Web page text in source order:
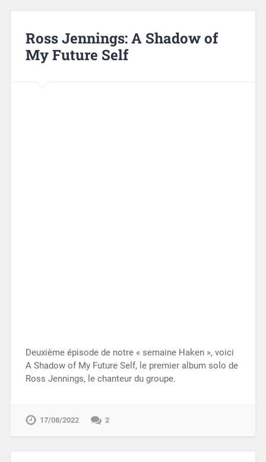
Ross Jennings: A Shadow of
My Future Self
Deuxième épisode de notre « semaine Haken », voici
A Shadow of My Future Self, le premier album solo de
Ross Jennings, le chanteur du groupe.
17/08/2022 2